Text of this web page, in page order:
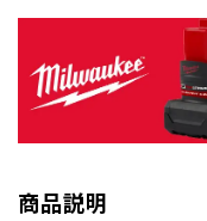
商品説明